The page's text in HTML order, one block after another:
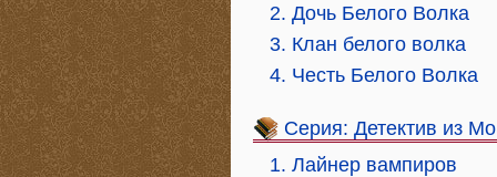
2. Дочь Белого Волка
3. Клан белого волка
4. Честь Белого Волка
Серия: Детектив из
1. Лайнер вампиров